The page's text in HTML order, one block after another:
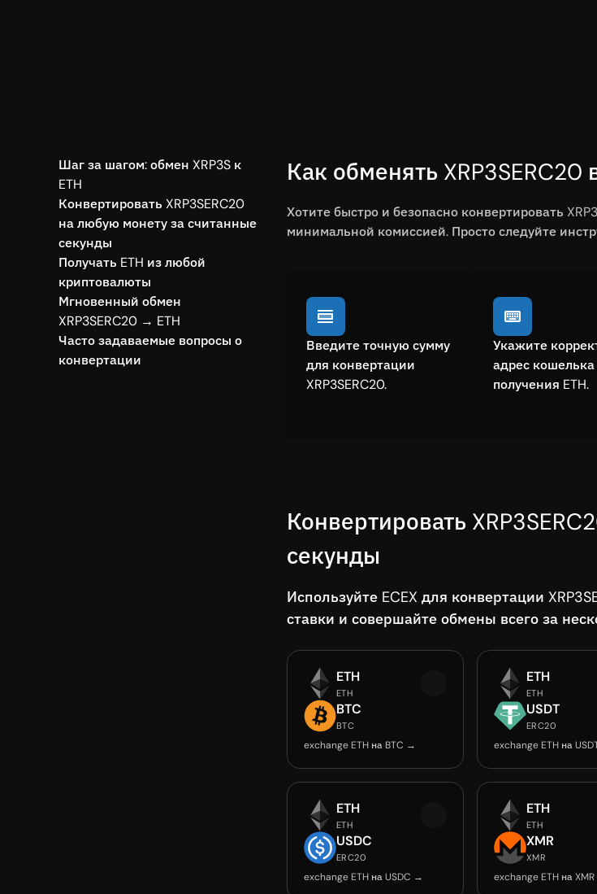
Шаг за шагом: обмен XRP3S к
ETH
Конвертировать XRP3SERC20
на любую монету за считанные
секунды
Получать ETH из любой
криптовалюты
Мгновенный обмен
XRP3SERC20 → ETH
Часто задаваемые вопросы о
конвертации
Как обменять XRP3SERC20
Хотите быстро и безопасно конвертировать
минимальной комиссией. Просто следуйте
Введите точную сумму
для конвертации
XRP3SERC20.
Укажите
адрес кошелька
получения ETH.
Конвертировать
секунды
Используйте ECEX для конвертации
ставки и совершайте обмены всего за
ETH
ETH
BTC
BTC
exchange ETH на BTC →
ETH
ETH
USDT
ERC20
exchange ETH на
ETH
ETH
USDC
ERC20
exchange ETH на USDC →
ETH
ETH
XMR
XMR
exchange ETH на